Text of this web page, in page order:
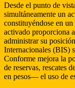
Desde el punto de
simultáneamente un
constituyéndose en
activado proporciona
administrar su
Internacionales (BIS)
Conforme mejora la
de reservas, rescates
en pesos— el uso de